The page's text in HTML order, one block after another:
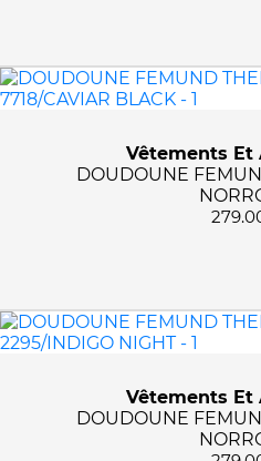
Vêtements Et
DOUDOUNE
Vêtements Et
DOUDOUNE